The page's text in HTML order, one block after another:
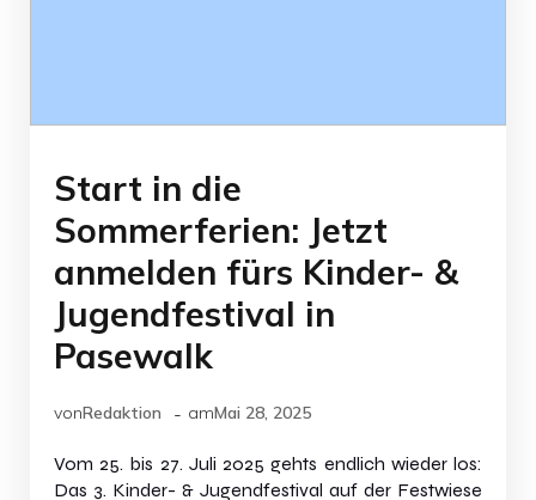
Start in die
Sommerferien: Jetzt
anmelden fürs Kinder- &
Jugendfestival in
Pasewalk
vonRedaktion - amMai 28, 2025
Vom 25. bis 27. Juli 2025 gehts endlich wieder los:
Das 3. Kinder- & Jugendfestival auf der Festwiese